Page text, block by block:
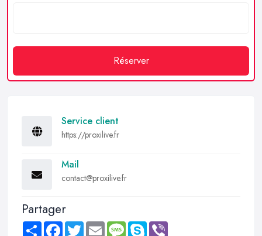
Réserver
Service client
https://proxilive.fr
Mail
contact@proxilive.fr
Partager
Share FacebookTwitter Email MessageSkype